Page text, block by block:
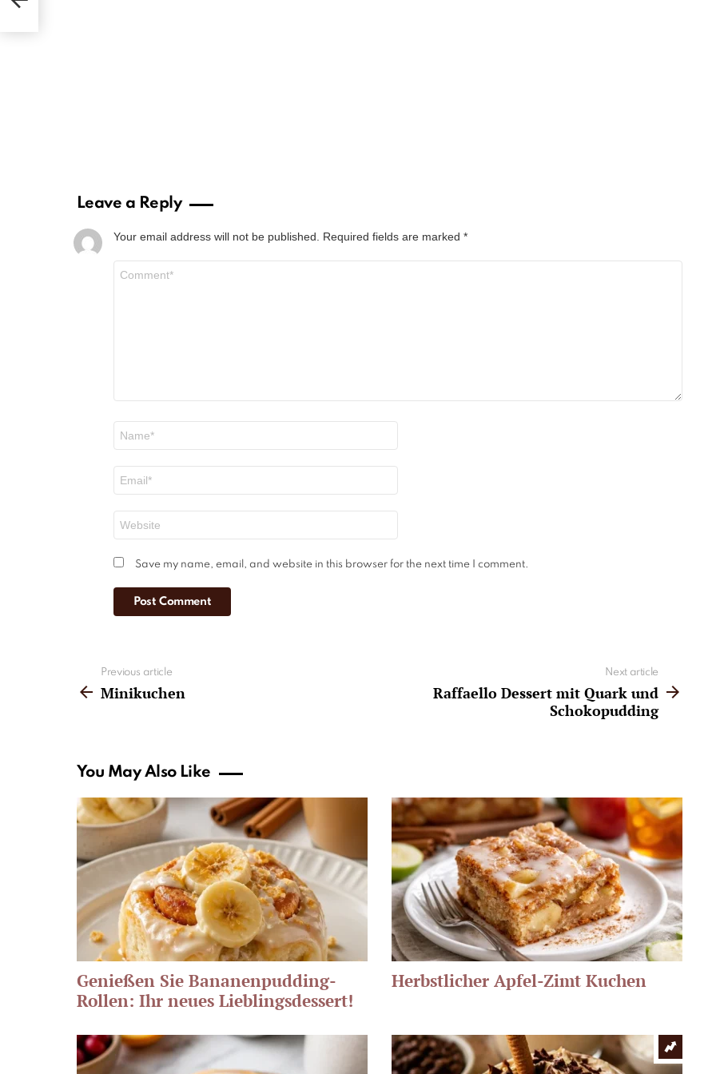
Leave a Reply
Your email address will not be published. Required fields are marked *
Save my name, email, and website in this browser for the next time I comment.
more
Previous article
Minikuchen
Next article
Raffaello Dessert mit Quark und
Schokopudding
You May Also Like
Genießen Sie Bananenpudding-
Rollen: Ihr neues Lieblingsdessert!
Herbstlicher Apfel-Zimt Kuchen